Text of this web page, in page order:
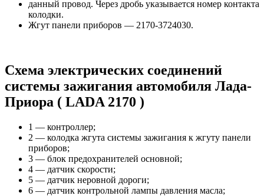
данный провод. Через дробь указывается номер контакта
колодки.
Жгут панели приборов — 2170-3724030.
Схема электрических соединений
системы зажигания автомобиля Лада-
Приора ( LADA 2170 )
1 — контроллер;
2 — колодка жгута системы зажигания к жгуту панели
приборов;
3 — блок предохранителей основной;
4 — датчик скорости;
5 — датчик неровной дороги;
6 — датчик контрольной лампы давления масла;